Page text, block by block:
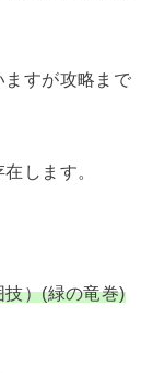
ますが攻略まで
します。
）(緑の竜巻)